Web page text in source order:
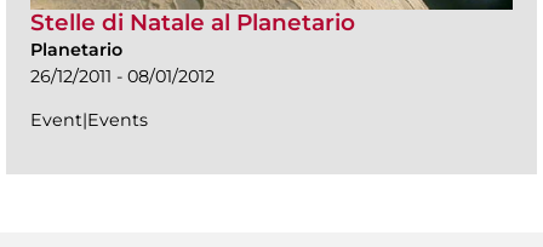
Stelle di Natale al Planetario
Planetario
26/12/2011 - 08/01/2012
Event|Events